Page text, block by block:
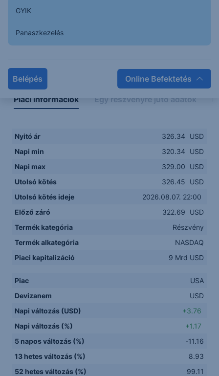
GYIK
Panaszkezelés
Belépés Online Befektetés
Napon belüli Historikus
Piaci információk Egy részvényre jutó adatok
Nyitó ár 326.34
USD
Napi min
320.34
USD
Napi max
329.00
USD
Utolsó kötés
326.45
USD
Utolsó kötés ideje
2026.08.07. 22:00
Előző záró
322.69
USD
Termék kategória
Részvény
Termék alkategória
NASDAQ
Piaci kapitalizáció
9 Mrd USD
Piac
USA
Devizanem
USD
Napi változás (USD)
+3.76
Napi változás (%)
+1.17
5 napos változás (%)
-11.16
13 hetes változás (%)
8.93
52 hetes változás (%)
99.11